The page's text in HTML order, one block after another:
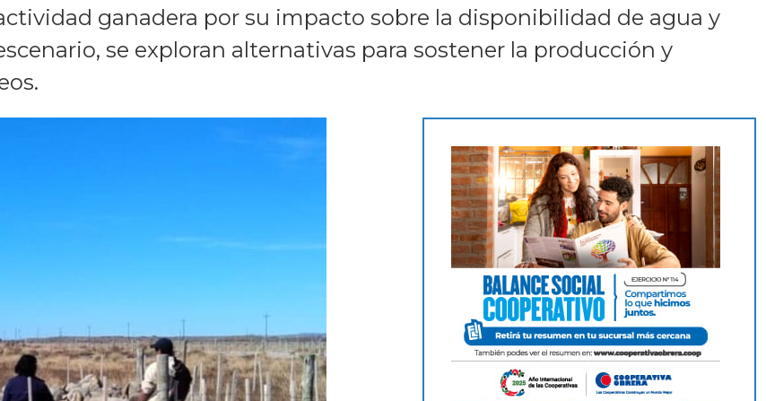
ganadera por su impacto sobre la disponibilidad de agua y
se exploran alternativas para sostener la producción y